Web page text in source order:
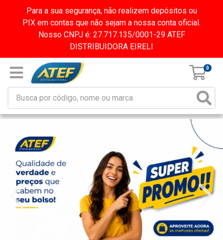
Para a sua segurança, não realizem depósitos ou
PIX em contas que não sejam a nossa conta oficial.
Nosso CNPJ é: 27.717.135/0001-29 ATEF
DISTRIBUIDORA EIRELI
0